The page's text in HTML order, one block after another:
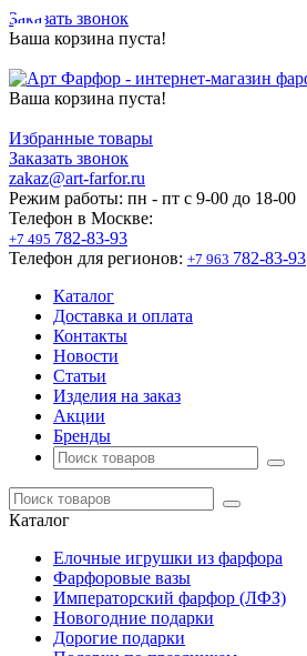
Заказать звонок
Ваша корзина пуста!
Ваша корзина пуста!
Избранные товары
Заказать звонок
zakaz@art-farfor.ru
Режим работы: пн - пт c 9-00 до 18-00
Телефон в Москве:
+7 495 782-83-93
Телефон для регионов: +7 963 782-83-93
Каталог
Доставка и оплата
Контакты
Новости
Статьи
Изделия на заказ
Акции
Бренды
Каталог
Елочные игрушки из фарфора
Фарфоровые вазы
Императорский фарфор (ЛФЗ)
Новогодние подарки
Дорогие подарки